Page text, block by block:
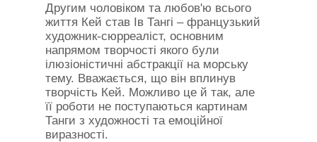
Другим чоловіком та любов'ю всього
життя Кей став Ів Тангі – французький
художник-сюрреаліст, основним
напрямом творчості якого були
ілюзіоністичні абстракції на морську
тему. Вважається, що він вплинув
творчість Кей. Можливо це й так, але
її роботи не поступаються картинам
Танги з художності та емоційної
виразності.